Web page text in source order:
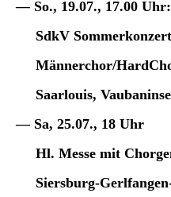
— So., 19.07., 17.00
SdkV Sommerkonzert
Männerchor/
Saarlouis,
— Sa, 25.07., 18 Uhr
Hl. Messe mit
Siersburg-